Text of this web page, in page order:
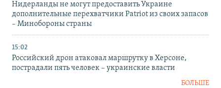
Нидерланды не могут предоставить Украине
дополнительные перехватчики Patriot из своих запасов
– Минобороны страны
15:02
Российский дрон атаковал маршрутку в Херсоне,
пострадали пять человек – украинские власти
БОЛЬШЕ